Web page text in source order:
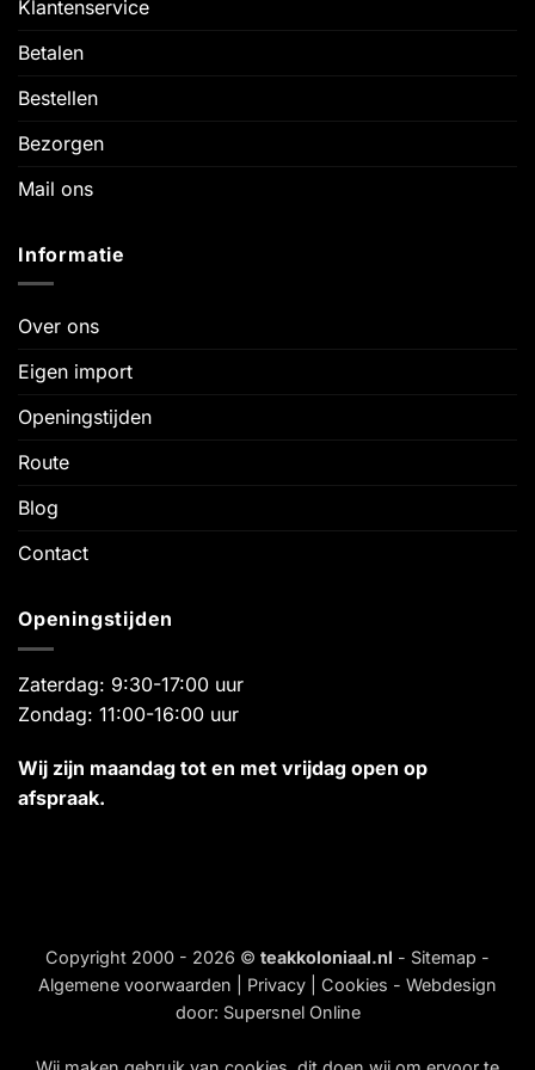
Klantenservice
Betalen
Bestellen
Bezorgen
Mail ons
Informatie
Over ons
Eigen import
Openingstijden
Route
Blog
Contact
Openingstijden
Zaterdag: 9:30-17:00 uur
Zondag: 11:00-16:00 uur
Wij zijn maandag tot en met vrijdag open op
afspraak.
Copyright 2000 - 2026 © teakkoloniaal.nl - Sitemap -
Algemene voorwaarden
Privacy Cookies - Webdesign
door: Supersnel Online